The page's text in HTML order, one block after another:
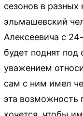
сезонов в
эльмашевский
Алексеевича с
будет поднят
уважением
сам с ним имел
эта возможность